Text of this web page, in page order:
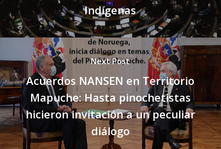
Indígenas
Next Post
Acuerdos NANSEN en Territorio
Mapuche: Hasta pinochetistas
hicieron invitación a un peculiar
diálogo